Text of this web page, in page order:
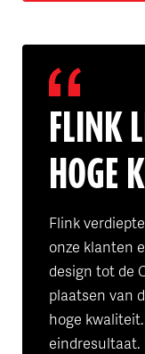
FLINK
HOGE
Flink
onze klanten
design tot de
plaatsen van
hoge
eindresultaat.